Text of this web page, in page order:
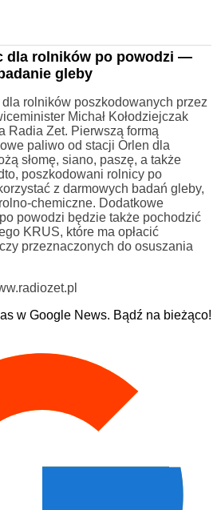
dla rolników po powodzi —
gleby
rolników poszkodowanych przez
Michał Kołodziejczak
Radia Zet. Pierwszą formą
paliwo od stacji Orlen dla
słomę, siano, paszę, a także
poszkodowani rolnicy po
z darmowych badań gleby,
chemiczne. Dodatkowe
powodzi będzie także pochodzić
KRUS, które ma opłacić
przeznaczonych do osuszania
w Google News. Bądź na bieżąco!